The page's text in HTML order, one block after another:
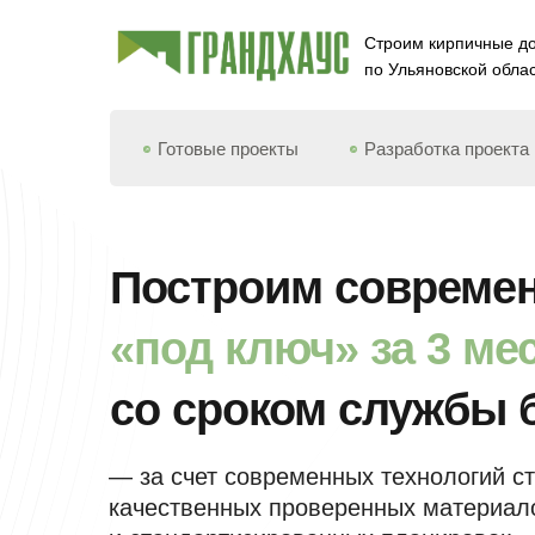
Построим
«под ключ» за 3
со сроком службы
— за счет современных технологий
качественных проверенных
Готовые проекты Разработка проекта
Строим кирпичные
по Ульяновской